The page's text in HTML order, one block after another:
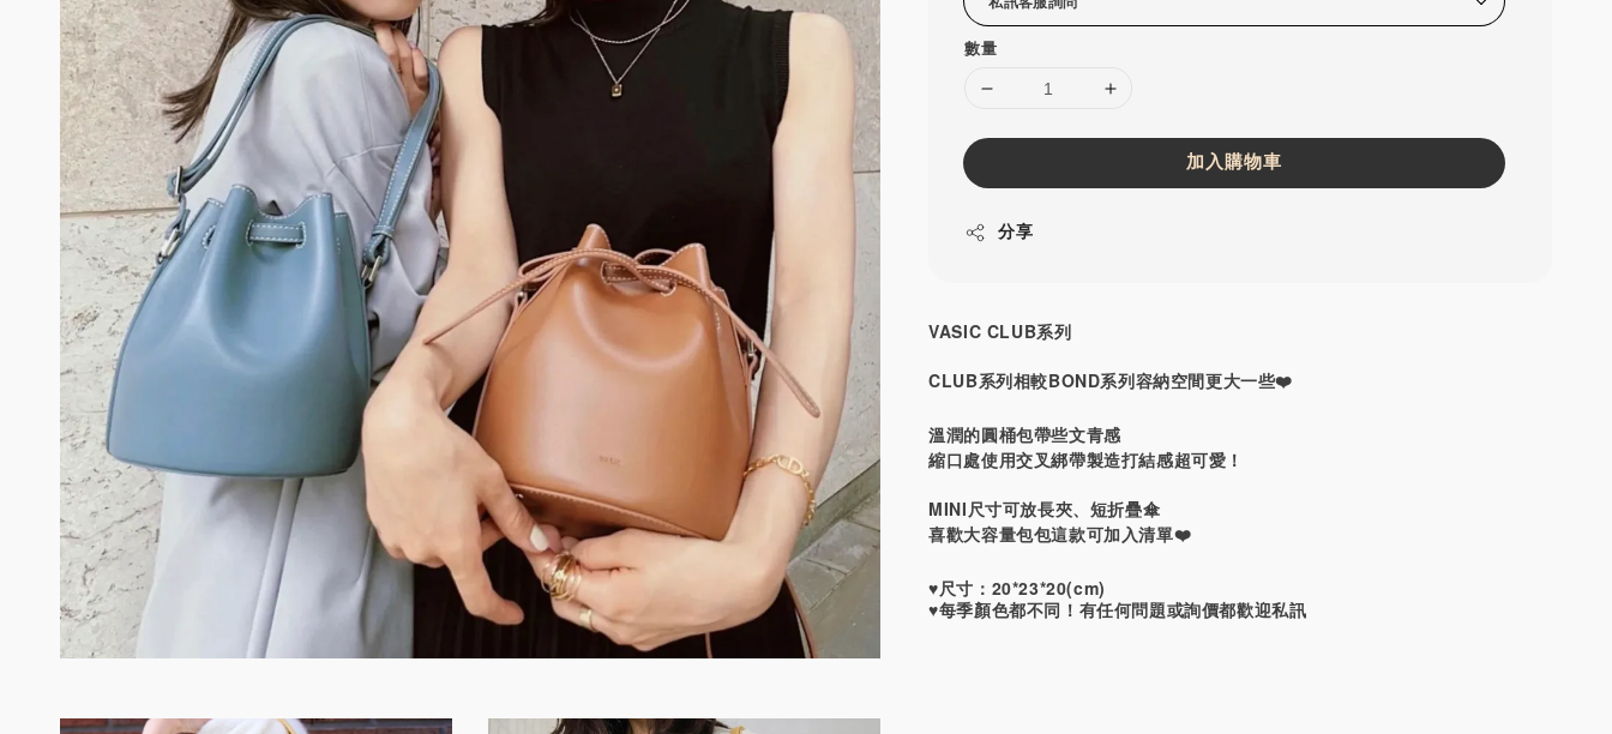
數量
加入購物車
分享
VASIC CLUB系列
CLUB系列相較BOND系列容納空間更大一些❤️
溫潤的圓桶包帶些文青感
縮口處使用交叉綁帶製造打結感超可愛！
MINI尺寸可放長夾、短折疊傘
喜歡大容量包包這款可加入清單❤️
♥️尺寸：20*23*20(cm)
♥️每季顏色都不同！有任何問題或詢價都歡迎私訊